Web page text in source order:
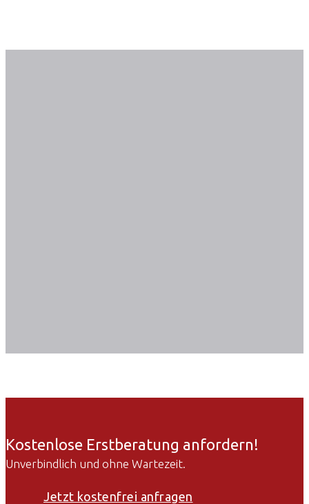
Kostenlose Erstberatung anfordern!
Unverbindlich und ohne Wartezeit.
Jetzt kostenfrei anfragen